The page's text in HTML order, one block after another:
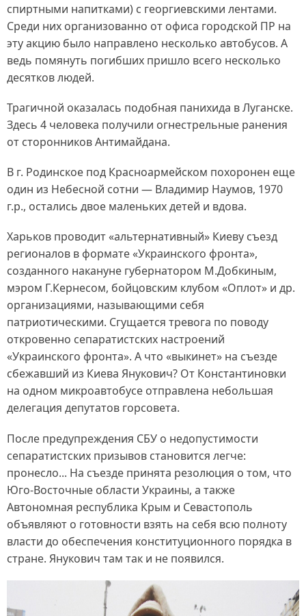
спиртными напитками) с георгиевскими лентами.
Среди них организованно от офиса городской ПР на
эту акцию было направлено несколько автобусов. А
ведь помянуть погибших пришло всего несколько
десятков людей.
Трагичной оказалась подобная панихида в Луганске.
Здесь 4 человека получили огнестрельные ранения
от сторонников Антимайдана.
В г. Родинское под Красноармейском похоронен еще
один из Небесной сотни — Владимир Наумов, 1970
г.р., остались двое маленьких детей и вдова.
Харьков проводит «альтернативный» Киеву съезд
регионалов в формате «Украинского фронта»,
созданного накануне губернатором М.Добкиным,
мэром Г.Кернесом, бойцовским клубом «Оплот» и др.
организациями, называющими себя
патриотическими. Сгущается тревога по поводу
откровенно сепаратистских настроений
«Украинского фронта». А что «выкинет» на съезде
сбежавший из Киева Янукович? От Константиновки
на одном микроавтобусе отправлена небольшая
делегация депутатов горсовета.
После предупреждения СБУ о недопустимости
сепаратистских призывов становится легче:
пронесло... На съезде принята резолюция о том, что
Юго-Восточные области Украины, а также
Автономная республика Крым и Севастополь
объявляют о готовности взять на себя всю полноту
власти до обеспечения конституционного порядка в
стране. Янукович там так и не появился.